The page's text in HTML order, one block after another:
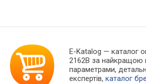
E-Katalog — каталог
2162B за найкращою
параметрами,
експертів,каталог